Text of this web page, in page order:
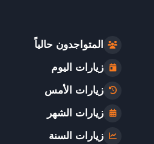
المتواجدون حالياً
زيارات اليوم
زيارات الأمس
زيارات الشهر
زيارات السنة